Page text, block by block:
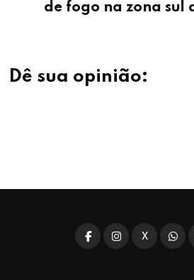
de fogo na zona sul de
Dê sua opinião:
X